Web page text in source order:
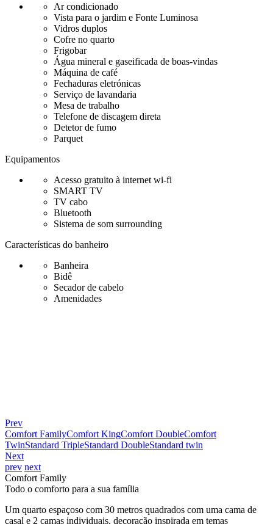
Ar condicionado
Vista para o jardim e Fonte Luminosa
Vidros duplos
Cofre no quarto
Frigobar
Água mineral e gaseificada de boas-vindas
Máquina de café
Fechaduras eletrónicas
Serviço de lavandaria
Mesa de trabalho
Telefone de discagem direta
Detetor de fumo
Parquet
Equipamentos
Acesso gratuito à internet wi-fi
SMART TV
TV cabo
Bluetooth
Sistema de som surrounding
Características do banheiro
Banheira
Bidê
Secador de cabelo
Amenidades
Prev
Comfort FamilyComfort KingComfort DoubleComfort
TwinStandard TripleStandard DoubleStandard twin
Next
prev next
Comfort Family
Todo o comforto para a sua família
Um quarto espaçoso com 30 metros quadrados com uma cama de
casal e 2 camas individuais, decoração inspirada em temas